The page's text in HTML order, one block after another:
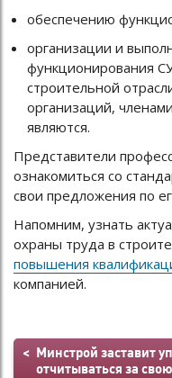
обеспечению
организации и
функционирования
строительной
организаций,
являются.
Представители
ознакомиться со
свои предложения по
Напомним, узнать
охраны труда в
повышения
компанией.
Минстрой заставит
отчитываться за